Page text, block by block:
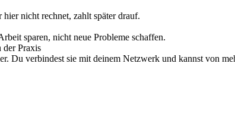
nicht rechnet, zahlt später drauf.
sparen, nicht neue Probleme schaffen.
der Praxis
Du verbindest sie mit deinem Netzwerk und kannst von